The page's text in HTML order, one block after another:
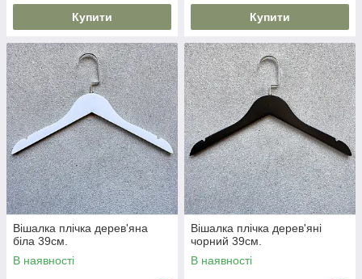
Купити Купити
Вішалка плічка дерев'яна
біла 39см.
В наявності
Вішалка плічка дерев'яні
чорний 39см.
В наявності